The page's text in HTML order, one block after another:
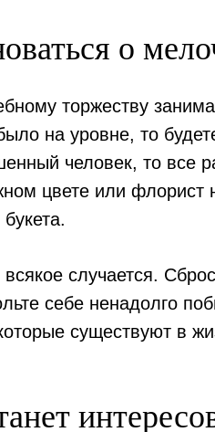
о
торжеству
на уровне, то
человек, то все
цвете или флорист
случается.
себе ненадолго
существуют в